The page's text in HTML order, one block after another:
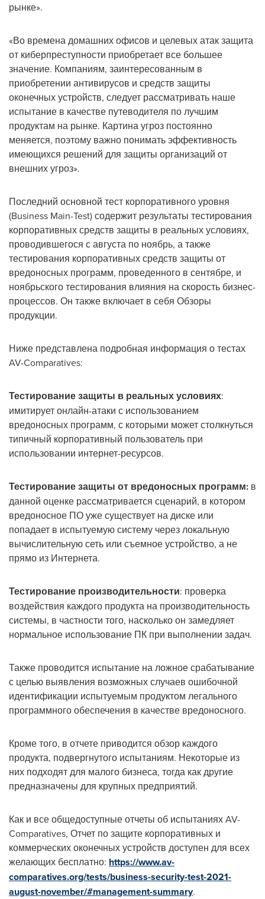
рынке».
«Во времена домашних офисов и целевых атак защита
от киберпреступности приобретает все большее
значение. Компаниям, заинтересованным в
приобретении антивирусов и средств защиты
оконечных устройств, следует рассматривать наше
испытание в качестве путеводителя по лучшим
продуктам на рынке. Картина угроз постоянно
меняется, поэтому важно понимать эффективность
имеющихся решений для защиты организаций от
внешних угроз».
Последний основной тест корпоративного уровня
(Business Main-Test) содержит результаты тестирования
корпоративных средств защиты в реальных условиях,
проводившегося с августа по ноябрь, а также
тестирования корпоративных средств защиты от
вредоносных программ, проведенного в сентябре, и
ноябрьского тестирования влияния на скорость бизнес-
процессов. Он также включает в себя Обзоры
продукции.
Ниже представлена подробная информация о тестах
AV-Comparatives:
Тестирование защиты в реальных условиях:
имитирует онлайн-атаки с использованием
вредоносных программ, с которыми может столкнуться
типичный корпоративный пользователь при
использовании интернет-ресурсов.
Тестирование защиты от вредоносных программ: в
данной оценке рассматривается сценарий, в котором
вредоносное ПО уже существует на диске или
попадает в испытуемую систему через локальную
вычислительную сеть или съемное устройство, а не
прямо из Интернета.
Тестирование производительности: проверка
воздействия каждого продукта на производительность
системы, в частности того, насколько он замедляет
нормальное использование ПК при выполнении задач.
Также проводится испытание на ложное срабатывание
с целью выявления возможных случаев ошибочной
идентификации испытуемым продуктом легального
программного обеспечения в качестве вредоносного.
Кроме того, в отчете приводится обзор каждого
продукта, подвергнутого испытаниям. Некоторые из
них подходят для малого бизнеса, тогда как другие
предназначены для крупных предприятий.
Как и все общедоступные отчеты об испытаниях AV-
Comparatives, Отчет по защите корпоративных и
коммерческих оконечных устройств доступен для всех
желающих бесплатно: https://www.av-
comparatives.org/tests/business-security-test-2021-
august-november/#management-summary.